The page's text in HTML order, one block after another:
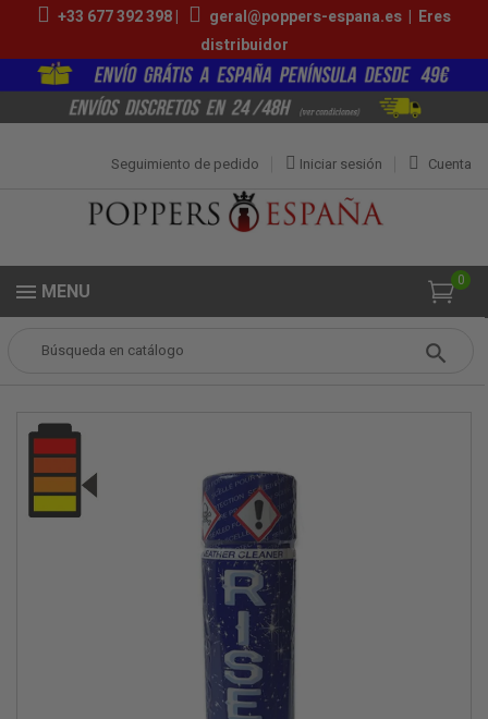
+33 677 392 398 | geral@poppers-espana.es | Eres
distribuidor
Cuenta
Iniciar sesión
Seguimiento de pedido
0
MENU
Grandes Poppers